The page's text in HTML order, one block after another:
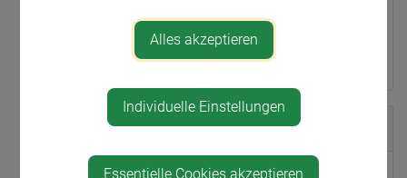
3304 St. Georgen am Ybbsfelde
Veranstalter
Alles akzeptieren
Individuelle Einstellungen
Essentielle Cookies akzeptieren